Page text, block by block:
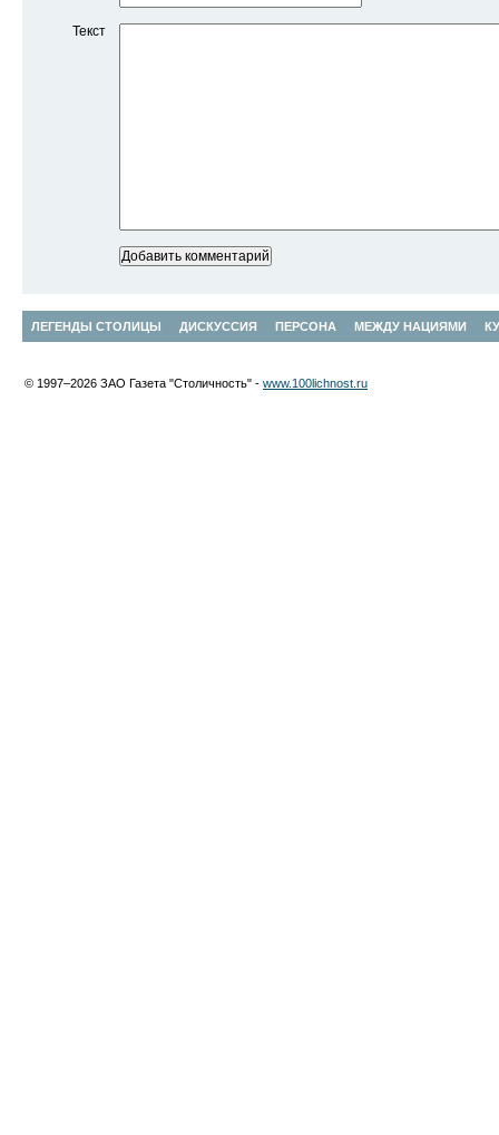
Текст
ЛЕГЕНДЫ СТОЛИЦЫ ДИСКУССИЯ ПЕРСОНА МЕЖДУ НАЦИЯМИ
© 1997–2026 ЗАО Газета "Столичность" - www.100lichnost.ru